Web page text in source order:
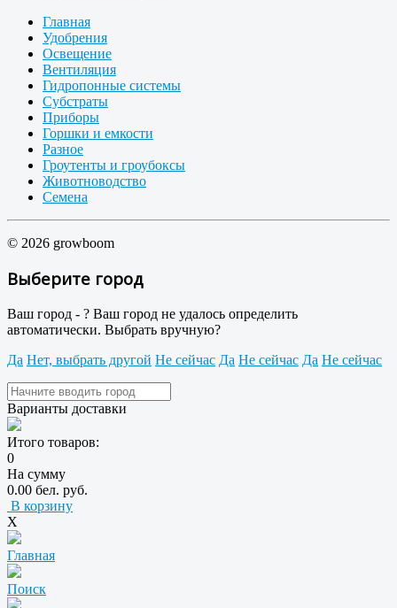
Главная
Удобрения
Освещение
Вентиляция
Гидропонные системы
Субстраты
Приборы
Горшки и емкости
Разное
Гроутенты и гроубоксы
Животноводство
Семена
© 2026 growboom
Выберите город
Ваш город - ? Ваш город не удалось определить
автоматически. Выбрать вручную?
Да Нет, выбрать другой Не сейчас Да Не сейчас Да Не сейчас
Варианты доставки
Итого товаров:
0
На сумму
0.00 бел. руб.
В корзину
X
Главная
Поиск